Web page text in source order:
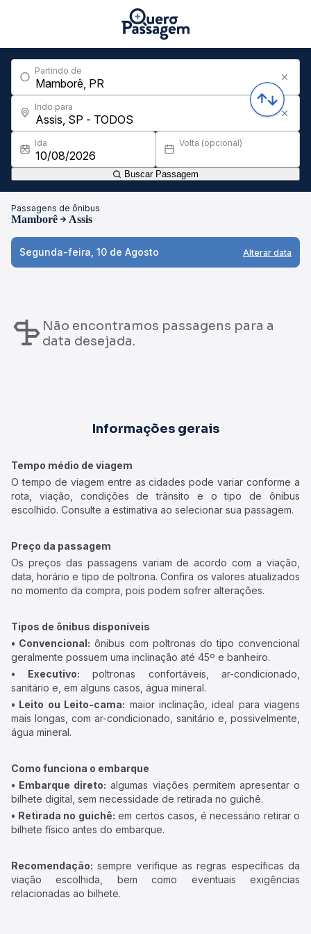
Partindo de
Indo para
Ida Volta (opcional)
Buscar Passagem
Passagens de ônibus
Mamborê Assis
Segunda-feira, 10 de Agosto Alterar data
Não encontramos passagens para a
data desejada.
Informações gerais
Tempo médio de viagem
O tempo de viagem entre as cidades pode variar conforme a
rota, viação, condições de trânsito e o tipo de ônibus
escolhido. Consulte a estimativa ao selecionar sua passagem.
Preço da passagem
Os preços das passagens variam de acordo com a viação,
data, horário e tipo de poltrona. Confira os valores atualizados
no momento da compra, pois podem sofrer alterações.
Tipos de ônibus disponíveis
• Convencional: ônibus com poltronas do tipo convencional
geralmente possuem uma inclinação até 45º e banheiro.
• Executivo: poltronas confortáveis, ar-condicionado,
sanitário e, em alguns casos, água mineral.
• Leito ou Leito-cama: maior inclinação, ideal para viagens
mais longas, com ar-condicionado, sanitário e, possivelmente,
água mineral.
Como funciona o embarque
• Embarque direto: algumas viações permitem apresentar o
bilhete digital, sem necessidade de retirada no guichê.
• Retirada no guichê: em certos casos, é necessário retirar o
bilhete físico antes do embarque.
Recomendação: sempre verifique as regras específicas da
viação escolhida, bem como eventuais exigências
relacionadas ao bilhete.